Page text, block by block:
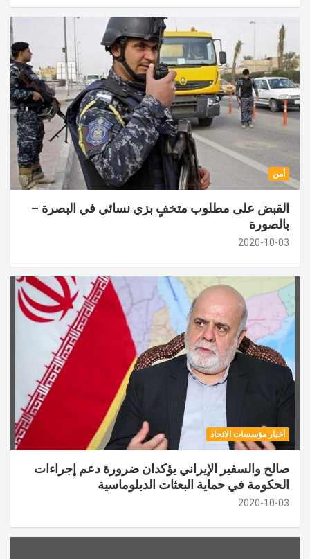
أمن
القبض على مطلوب متخفٍ بزي نسائي في البصرة –
بالصورة
2020-10-03
أخبار مؤسسات الاتحاد
صالح والسفير الإيراني يؤكدان ضرورة دعم إجراءات
الحكومة في حماية البعثات الدبلوماسية
2020-10-03